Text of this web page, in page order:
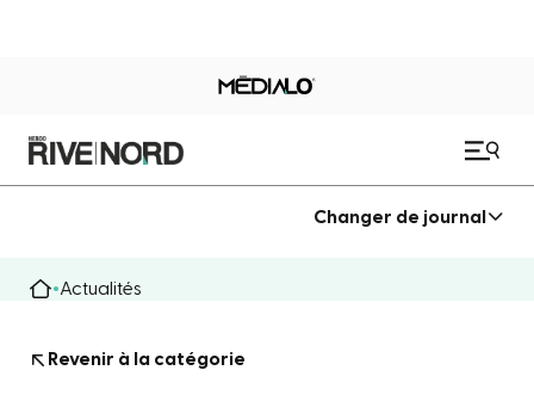
Changer de journal
Actualités
Revenir à la catégorie